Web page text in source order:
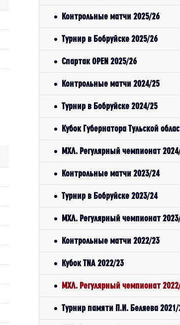
Контрольные матчи 2025/26
Турнир в Бобруйске 2025/26
Спартак OPEN 2025/26
Контрольные матчи 2024/25
Турнир в Бобруйске 2024/25
Кубок Губернатора Тульской
МХЛ. Регулярный чемпионат
Контрольные матчи 2023/24
Турнир в Бобруйске 2023/24
МХЛ. Регулярный чемпионат
Контрольные матчи 2022/23
Кубок TNA 2022/23
МХЛ. Регулярный чемпионат
Турнир памяти П.И. Беляева 2021/